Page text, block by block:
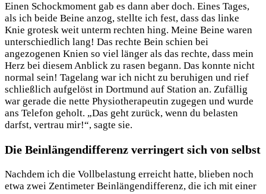
Einen Schockmoment gab es dann aber doch. Eines Tages,
als ich beide Beine anzog, stellte ich fest, dass das linke
Knie grotesk weit unterm rechten hing. Meine Beine waren
unterschiedlich lang! Das rechte Bein schien bei
angezogenen Knien so viel länger als das rechte, dass mein
Herz bei diesem Anblick zu rasen begann. Das konnte nicht
normal sein! Tagelang war ich nicht zu beruhigen und rief
schließlich aufgelöst in Dortmund auf Station an. Zufällig
war gerade die nette Physiotherapeutin zugegen und wurde
ans Telefon geholt. „Das geht zurück, wenn du belasten
darfst, vertrau mir!“, sagte sie.
Die Beinlängendifferenz verringert sich von selbst
Nachdem ich die Vollbelastung erreicht hatte, blieben noch
etwa zwei Zentimeter Beinlängendifferenz, die ich mit einer